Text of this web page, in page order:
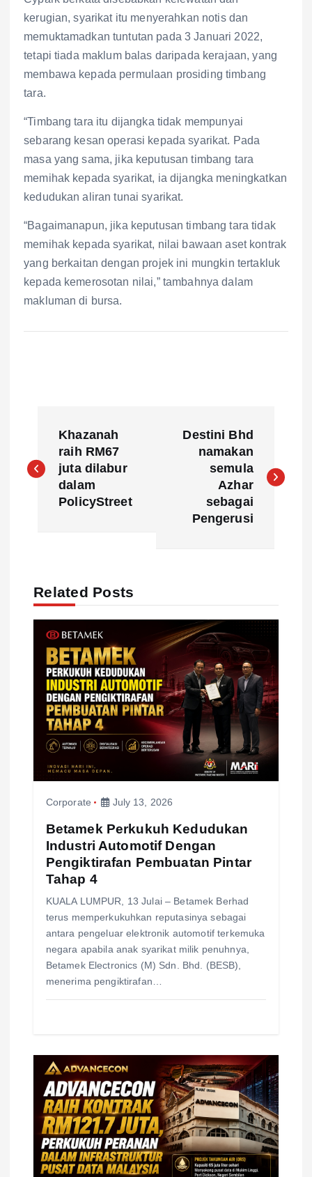
kerugian, syarikat itu menyerahkan notis dan
memuktamadkan tuntutan pada 3 Januari 2022,
tetapi tiada maklum balas daripada kerajaan, yang
membawa kepada permulaan prosiding timbang
tara.
“Timbang tara itu dijangka tidak mempunyai
sebarang kesan operasi kepada syarikat. Pada
masa yang sama, jika keputusan timbang tara
memihak kepada syarikat, ia dijangka meningkatkan
kedudukan aliran tunai syarikat.
“Bagaimanapun, jika keputusan timbang tara tidak
memihak kepada syarikat, nilai bawaan aset kontrak
yang berkaitan dengan projek ini mungkin tertakluk
kepada kemerosotan nilai,” tambahnya dalam
makluman di bursa.
o
a
v
Khazanah
raih RM67
juta dilabur
dalam
PolicyStreet
Destini Bhd
namakan
semula
Azhar
sebagai
Pengerusi
Related Posts
Corporate July 13, 2026
Betamek Perkukuh Kedudukan
Industri Automotif Dengan
Pengiktirafan Pembuatan Pintar
Tahap 4
KUALA LUMPUR, 13 Julai – Betamek Berhad
terus memperkukuhkan reputasinya sebagai
antara pengeluar elektronik automotif terkemuka
negara apabila anak syarikat milik penuhnya,
Betamek Electronics (M) Sdn. Bhd. (BESB),
menerima pengiktirafan…